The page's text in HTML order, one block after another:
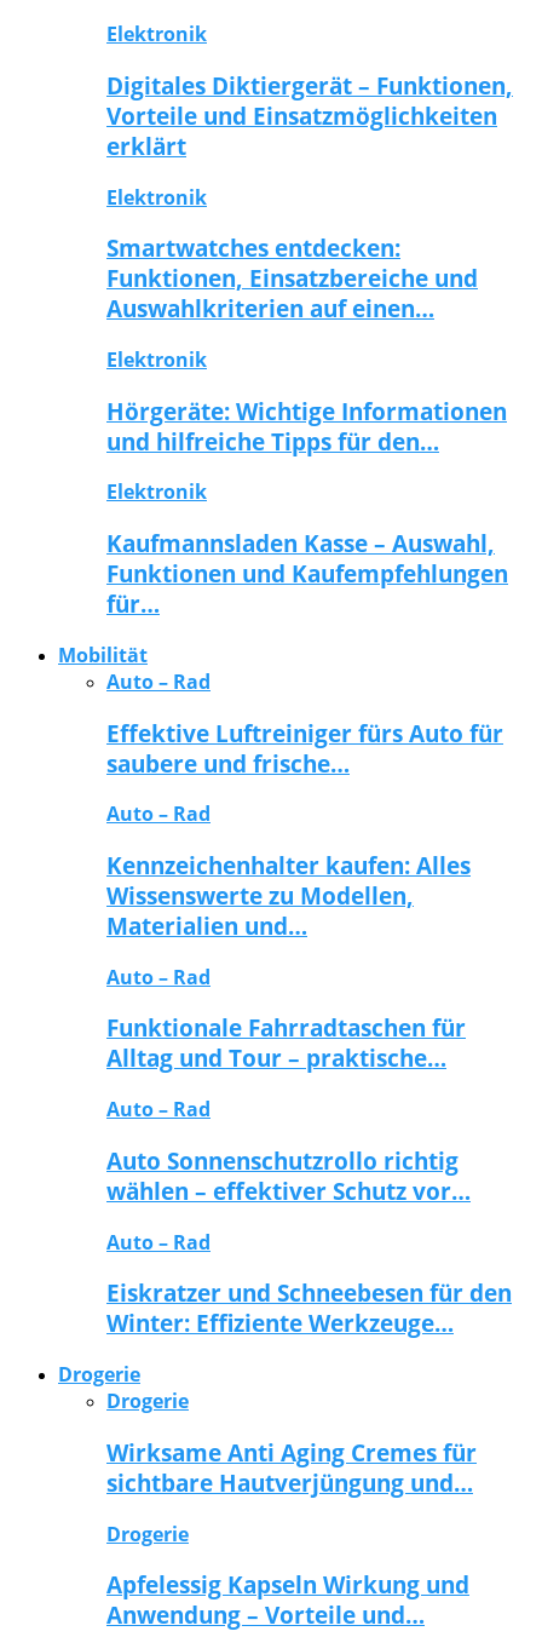
Elektronik
Digitales Diktiergerät – Funktionen,
Vorteile und Einsatzmöglichkeiten
erklärt
Elektronik
Smartwatches entdecken:
Funktionen, Einsatzbereiche und
Auswahlkriterien auf einen…
Elektronik
Hörgeräte: Wichtige Informationen
und hilfreiche Tipps für den…
Elektronik
Kaufmannsladen Kasse – Auswahl,
Funktionen und Kaufempfehlungen
für…
Mobilität
Auto – Rad
Effektive Luftreiniger fürs Auto für
saubere und frische…
Auto – Rad
Kennzeichenhalter kaufen: Alles
Wissenswerte zu Modellen,
Materialien und…
Auto – Rad
Funktionale Fahrradtaschen für
Alltag und Tour – praktische…
Auto – Rad
Auto Sonnenschutzrollo richtig
wählen – effektiver Schutz vor…
Auto – Rad
Eiskratzer und Schneebesen für den
Winter: Effiziente Werkzeuge…
Drogerie
Drogerie
Wirksame Anti Aging Cremes für
sichtbare Hautverjüngung und…
Drogerie
Apfelessig Kapseln Wirkung und
Anwendung – Vorteile und…